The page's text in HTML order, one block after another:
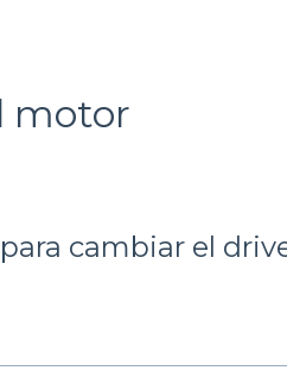
motor
cambiar el